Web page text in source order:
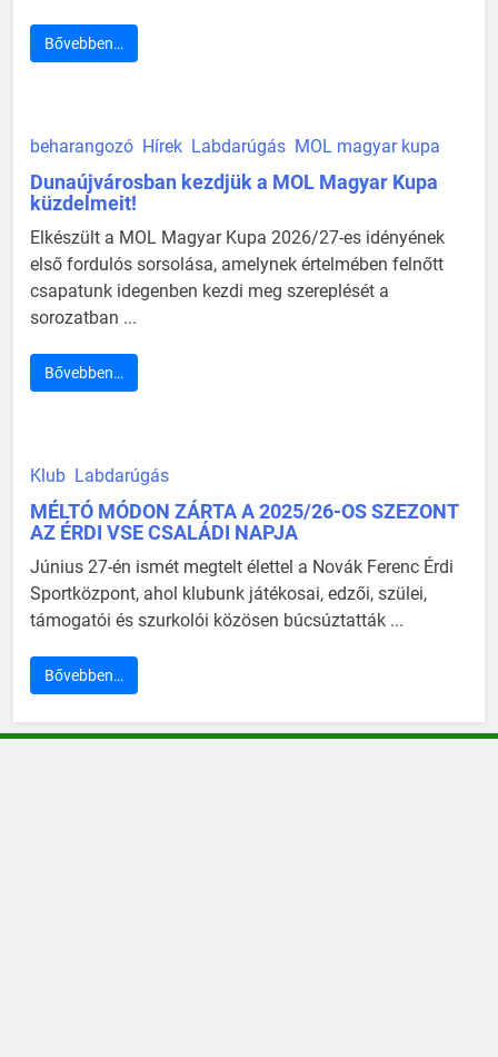
Bővebben…
beharangozó Hírek Labdarúgás MOL magyar kupa
Dunaújvárosban kezdjük a MOL Magyar Kupa
küzdelmeit!
Elkészült a MOL Magyar Kupa 2026/27-es idényének
első fordulós sorsolása, amelynek értelmében felnőtt
csapatunk idegenben kezdi meg szereplését a
sorozatban ...
Bővebben…
Klub Labdarúgás
MÉLTÓ MÓDON ZÁRTA A 2025/26-OS SZEZONT
AZ ÉRDI VSE CSALÁDI NAPJA
Június 27-én ismét megtelt élettel a Novák Ferenc Érdi
Sportközpont, ahol klubunk játékosai, edzői, szülei,
támogatói és szurkolói közösen búcsúztatták ...
Bővebben…